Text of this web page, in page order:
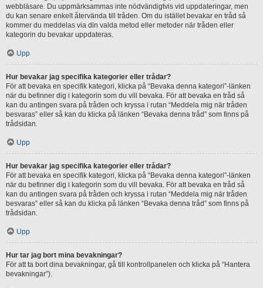
webbläsare. Du uppmärksammas inte nödvändigtvis vid uppdateringar, men
du kan senare enkelt återvända till tråden. Om du istället bevakar en tråd så
kommer du meddelas via din valda metod eller metoder när tråden eller
kategorin du bevakar uppdateras.
Upp
Hur bevakar jag specifika kategorier eller trådar?
För att bevaka en specifik kategori, klicka på “Bevaka denna kategori”-länken
när du befinner dig i kategorin som du vill bevaka. För att bevaka en tråd så
kan du antingen svara på tråden och kryssa i rutan “Meddela mig när tråden
besvaras” eller så kan du klicka på länken “Bevaka denna tråd” som finns på
trådsidan.
Upp
Hur bevakar jag specifika kategorier eller trådar?
För att bevaka en specifik kategori, klicka på “Bevaka denna kategori”-länken
när du befinner dig i kategorin som du vill bevaka. För att bevaka en tråd så
kan du antingen svara på tråden och kryssa i rutan “Meddela mig när tråden
besvaras” eller så kan du klicka på länken “Bevaka denna tråd” som finns på
trådsidan.
Upp
Hur tar jag bort mina bevakningar?
För att ta bort dina bevakningar, gå till kontrollpanelen och klicka på “Hantera
bevakningar”).